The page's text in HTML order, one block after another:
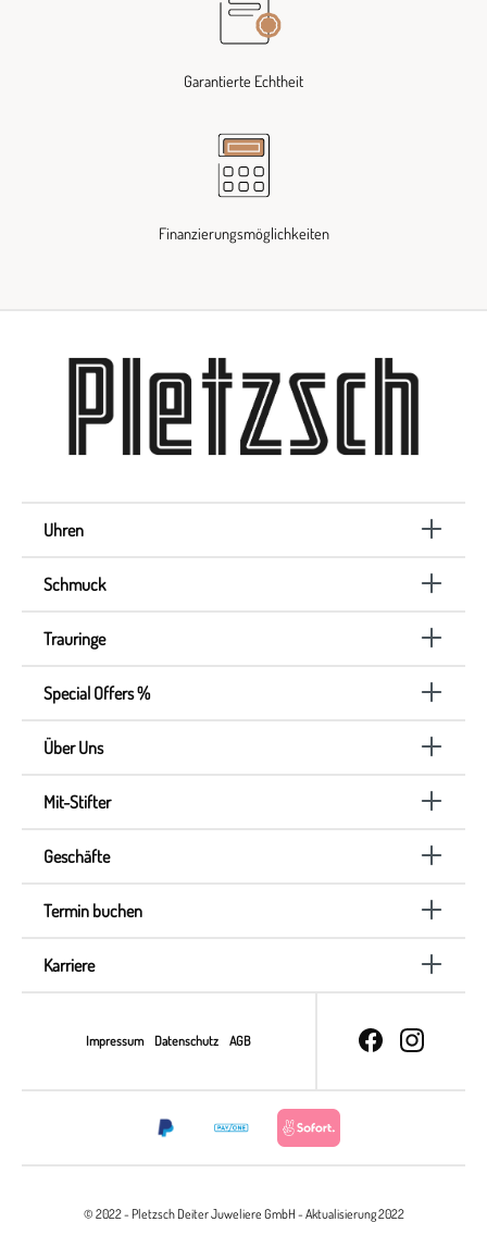
Garantierte Echtheit
Finanzierungsmöglichkeiten
Uhren
Schmuck
Trauringe
Special Offers %
Über Uns
Mit-Stifter
Geschäfte
Termin buchen
Karriere
Impressum Datenschutz AGB
© 2022 - Pletzsch Deiter Juweliere GmbH - Aktualisierung 2022